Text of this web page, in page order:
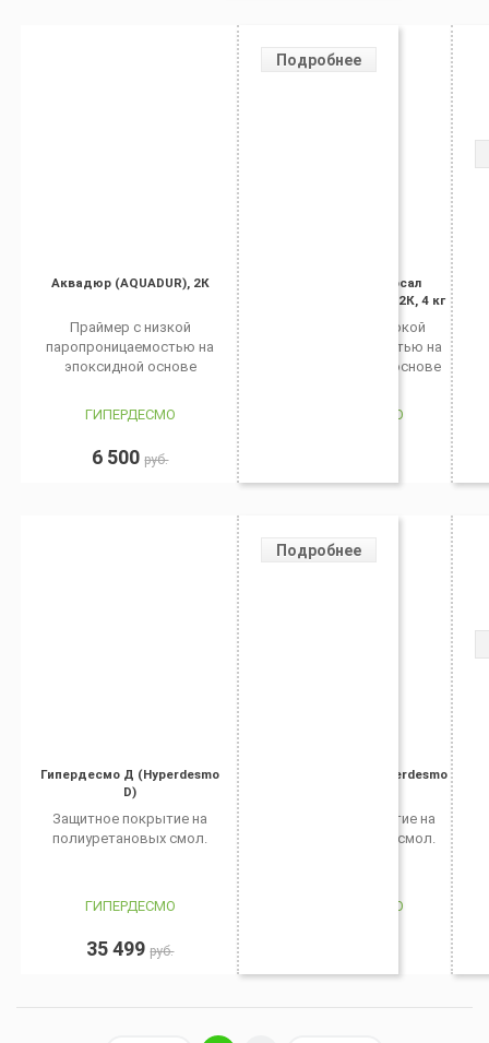
Аквадюр (AQUADUR), 2К
Праймер с низкой
паропроницаемостью на
эпоксидной основе
ГИПЕРДЕСМО
6 500руб.
Подробнее
Праймер универсал
(Universal-PRIMER), 2К, 4 кг
Праймер с высокой
паропроницаемостью на
полиуретановой основе
ГИПЕРДЕСМО
Гипердесмо Д (Hyperdesmo
D)
Защитное покрытие на
полиуретановых смол.
ГИПЕРДЕСМО
35 499руб.
Подробнее
Гипердесмо Д (Hyperdesmo
Защитное покрытие на
полиуретановых смол.
ГИПЕРДЕСМО